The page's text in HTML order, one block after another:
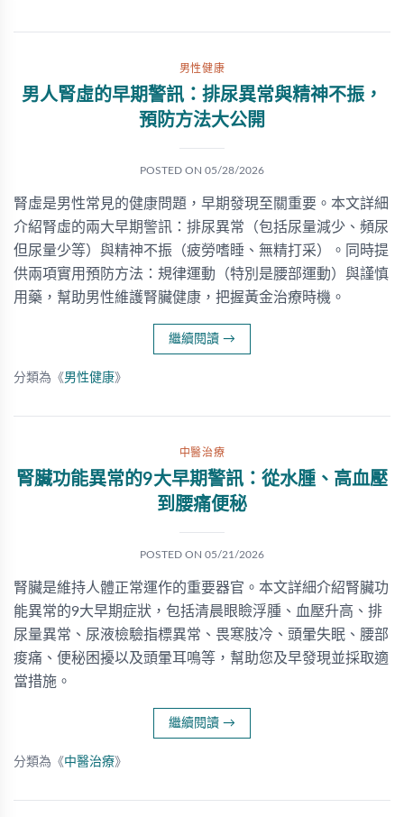
男性健康
男人腎虛的早期警訊：排尿異常與精神不振，
預防方法大公開
POSTED ON 05/28/2026
腎虛是男性常見的健康問題，早期發現至關重要。本文詳細
介紹腎虛的兩大早期警訊：排尿異常（包括尿量減少、頻尿
但尿量少等）與精神不振（疲勞嗜睡、無精打采）。同時提
供兩項實用預防方法：規律運動（特別是腰部運動）與謹慎
用藥，幫助男性維護腎臟健康，把握黃金治療時機。
繼續閱讀 →
分類為《男性健康》
中醫治療
腎臟功能異常的9大早期警訊：從水腫、高血壓
到腰痛便秘
POSTED ON 05/21/2026
腎臟是維持人體正常運作的重要器官。本文詳細介紹腎臟功
能異常的9大早期症狀，包括清晨眼瞼浮腫、血壓升高、排
尿量異常、尿液檢驗指標異常、畏寒肢冷、頭暈失眠、腰部
痠痛、便秘困擾以及頭暈耳鳴等，幫助您及早發現並採取適
當措施。
繼續閱讀 →
分類為《中醫治療》